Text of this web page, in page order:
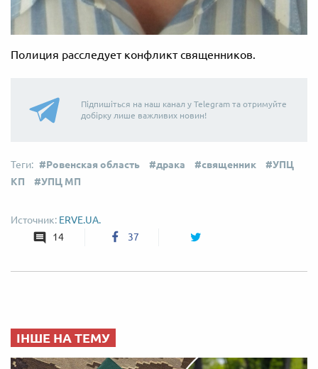
Полиция расследует конфликт священников.
Підпишіться на наш канал у Telegram та отримуйте
добірку лише важливих новин!
Ровенская область драка священник
УПЦ
КП
УПЦ МП
ERVE.UA.
14
37
ІНШЕ НА ТЕМУ